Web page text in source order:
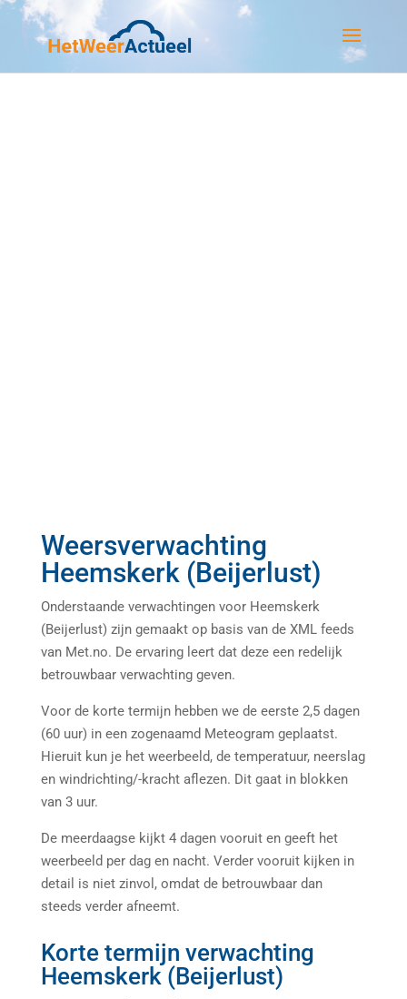
Weersverwachting
Heemskerk (Beijerlust)
Onderstaande verwachtingen voor Heemskerk
(Beijerlust) zijn gemaakt op basis van de XML feeds
van Met.no. De ervaring leert dat deze een redelijk
betrouwbaar verwachting geven.
Voor de korte termijn hebben we de eerste 2,5 dagen
(60 uur) in een zogenaamd Meteogram geplaatst.
Hieruit kun je het weerbeeld, de temperatuur, neerslag
en windrichting/-kracht aflezen. Dit gaat in blokken
van 3 uur.
De meerdaagse kijkt 4 dagen vooruit en geeft het
weerbeeld per dag en nacht. Verder vooruit kijken in
detail is niet zinvol, omdat de betrouwbaar dan
steeds verder afneemt.
Korte termijn verwachting
Heemskerk (Beijerlust)